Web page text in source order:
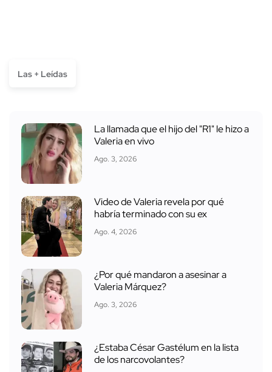
Las + Leídas
La llamada que el hijo del "R1" le hizo a
Valeria en vivo
Ago. 3, 2026
Video de Valeria revela por qué
habría terminado con su ex
Ago. 4, 2026
¿Por qué mandaron a asesinar a
Valeria Márquez?
Ago. 3, 2026
¿Estaba César Gastélum en la lista
de los narcovolantes?